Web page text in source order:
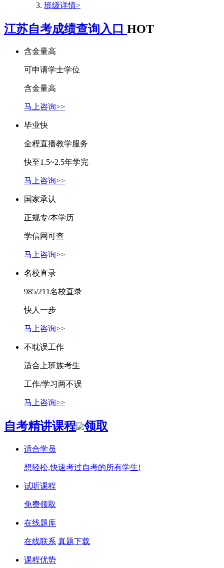
班级详情>
江苏自考成绩查询入口 HOT
含金量高
可申请学士学位
含金量高
马上咨询>>
毕业快
全程直播教学服务
快至1.5~2.5年学完
马上咨询>>
国家承认
正规专/本学历
学信网可查
马上咨询>>
名校直录
985/211名校直录
快人一步
马上咨询>>
不耽误工作
适合上班族考生
工作/学习两不误
马上咨询>>
自考精讲课程 领取
适合学员
想轻松,快速考过自考的所有学生!
试听课程
免费领取
在线题库
在线联系 真题下载
课程优势